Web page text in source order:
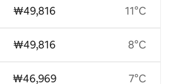
₩49,816
₩49,816
₩46,969
11°C
8°C
7°C